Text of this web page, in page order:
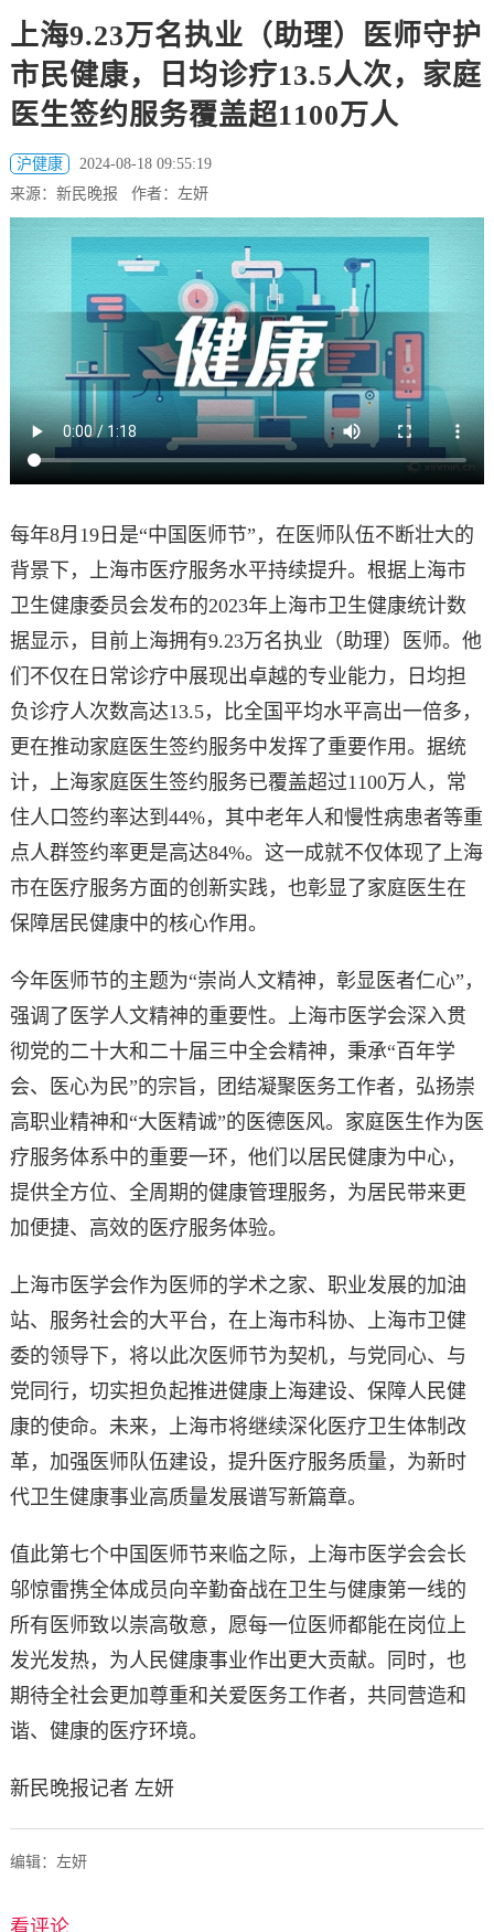
上海9.23万名执业（助理）医师守护
市民健康，日均诊疗13.5人次，家庭
医生签约服务覆盖超1100万人
沪健康
2024-08-18 09:55:19
来源：新民晚报 作者：左妍
每年8月19日是“中国医师节”，在医师队伍不断壮大的
背景下，上海市医疗服务水平持续提升。根据上海市
卫生健康委员会发布的2023年上海市卫生健康统计数
据显示，目前上海拥有9.23万名执业（助理）医师。他
们不仅在日常诊疗中展现出卓越的专业能力，日均担
负诊疗人次数高达13.5，比全国平均水平高出一倍多，
更在推动家庭医生签约服务中发挥了重要作用。据统
计，上海家庭医生签约服务已覆盖超过1100万人，常
住人口签约率达到44%，其中老年人和慢性病患者等重
点人群签约率更是高达84%。这一成就不仅体现了上海
市在医疗服务方面的创新实践，也彰显了家庭医生在
保障居民健康中的核心作用。
今年医师节的主题为“崇尚人文精神，彰显医者仁心”，
强调了医学人文精神的重要性。上海市医学会深入贯
彻党的二十大和二十届三中全会精神，秉承“百年学
会、医心为民”的宗旨，团结凝聚医务工作者，弘扬崇
高职业精神和“大医精诚”的医德医风。家庭医生作为医
疗服务体系中的重要一环，他们以居民健康为中心，
提供全方位、全周期的健康管理服务，为居民带来更
加便捷、高效的医疗服务体验。
上海市医学会作为医师的学术之家、职业发展的加油
站、服务社会的大平台，在上海市科协、上海市卫健
委的领导下，将以此次医师节为契机，与党同心、与
党同行，切实担负起推进健康上海建设、保障人民健
康的使命。未来，上海市将继续深化医疗卫生体制改
革，加强医师队伍建设，提升医疗服务质量，为新时
代卫生健康事业高质量发展谱写新篇章。
值此第七个中国医师节来临之际，上海市医学会会长
邬惊雷携全体成员向辛勤奋战在卫生与健康第一线的
所有医师致以崇高敬意，愿每一位医师都能在岗位上
发光发热，为人民健康事业作出更大贡献。同时，也
期待全社会更加尊重和关爱医务工作者，共同营造和
谐、健康的医疗环境。
新民晚报记者 左妍
编辑：左妍
看评论